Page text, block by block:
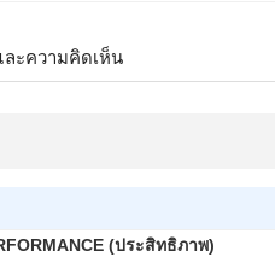
ะความคิดเห็น
(ประสิทธิภาพ)